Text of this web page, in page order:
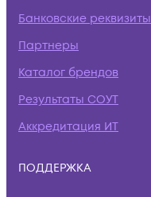
Банковские реквизиты
Партнеры
Каталог брендов
Результаты СОУТ
Аккредитация ИТ
ПОДДЕРЖКА